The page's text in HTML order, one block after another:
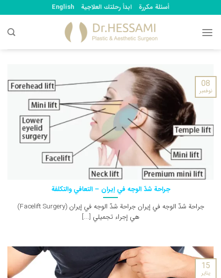
to
content
أسئلة مكررة ابدأ رحلتك العلاجية English
جراحة شدّ الوجه في إيران – التعافي والتكلفة
جراحة شدّ الوجه في إيران جراحة شدّ الوجه في إيران (Facelift Surgery)
هي إجراء تجميلي [...]
08
نوفمبر
15
يناير